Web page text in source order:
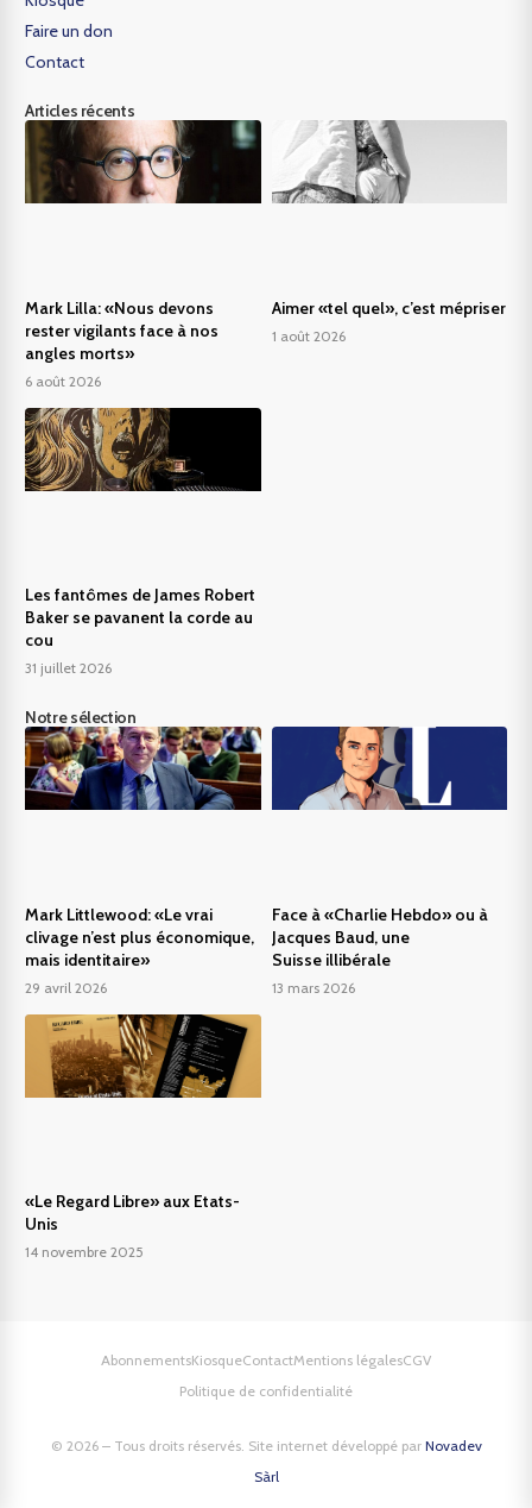
Faire un don
Contact
Articles récents
Mark Lilla: «Nous devons
rester vigilants face à nos
angles morts»
6 août 2026
Aimer «tel quel», c’est mépriser
1 août 2026
Les fantômes de James Robert
Baker se pavanent la corde au
cou
31 juillet 2026
Notre sélection
Mark Littlewood: «Le vrai
clivage n’est plus économique,
mais identitaire»
29 avril 2026
Face à «Charlie Hebdo» ou à
Jacques Baud, une
Suisse illibérale
13 mars 2026
«Le Regard Libre» aux Etats-
Unis
14 novembre 2025
© 2026 – Tous droits réservés. Site internet développé par Novadev
Sàrl
AbonnementsKiosqueContactMentions légalesCGV
Politique de confidentialité